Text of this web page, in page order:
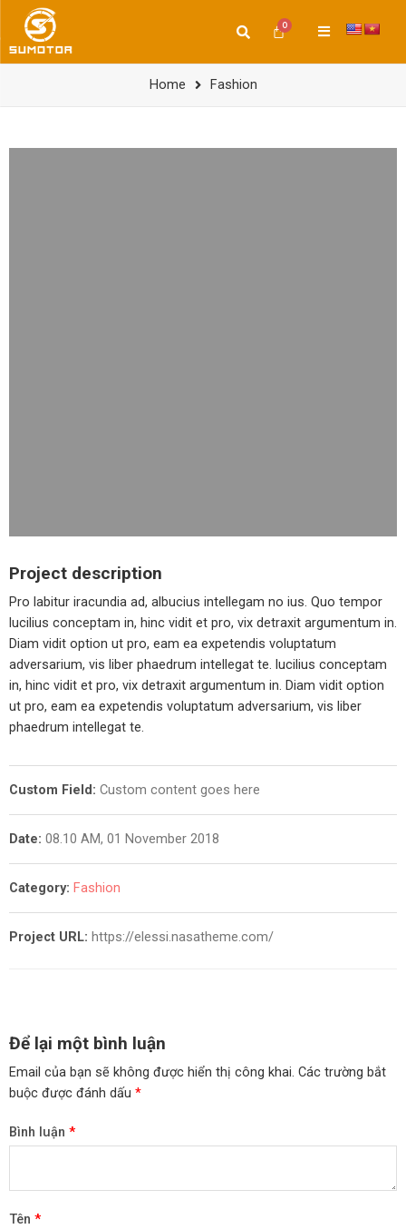
Home Fashion
Project description
Pro labitur iracundia ad, albucius intellegam no ius. Quo tempor
lucilius conceptam in, hinc vidit et pro, vix detraxit argumentum in.
Diam vidit option ut pro, eam ea expetendis voluptatum
adversarium, vis liber phaedrum intellegat te. lucilius conceptam
in, hinc vidit et pro, vix detraxit argumentum in. Diam vidit option
ut pro, eam ea expetendis voluptatum adversarium, vis liber
phaedrum intellegat te.
Custom Field: Custom content goes here
Date: 08.10 AM, 01 November 2018
Category: Fashion
Project URL: https://elessi.nasatheme.com/
Để lại một bình luận
Email của bạn sẽ không được hiển thị công khai. Các trường bắt
buộc được đánh dấu *
Bình luận *
Tên *